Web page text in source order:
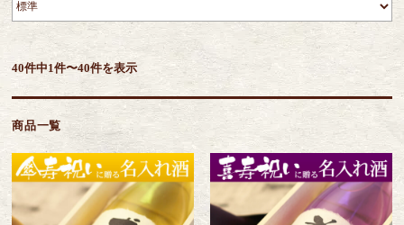
40件中1件〜40件を表示
商品一覧